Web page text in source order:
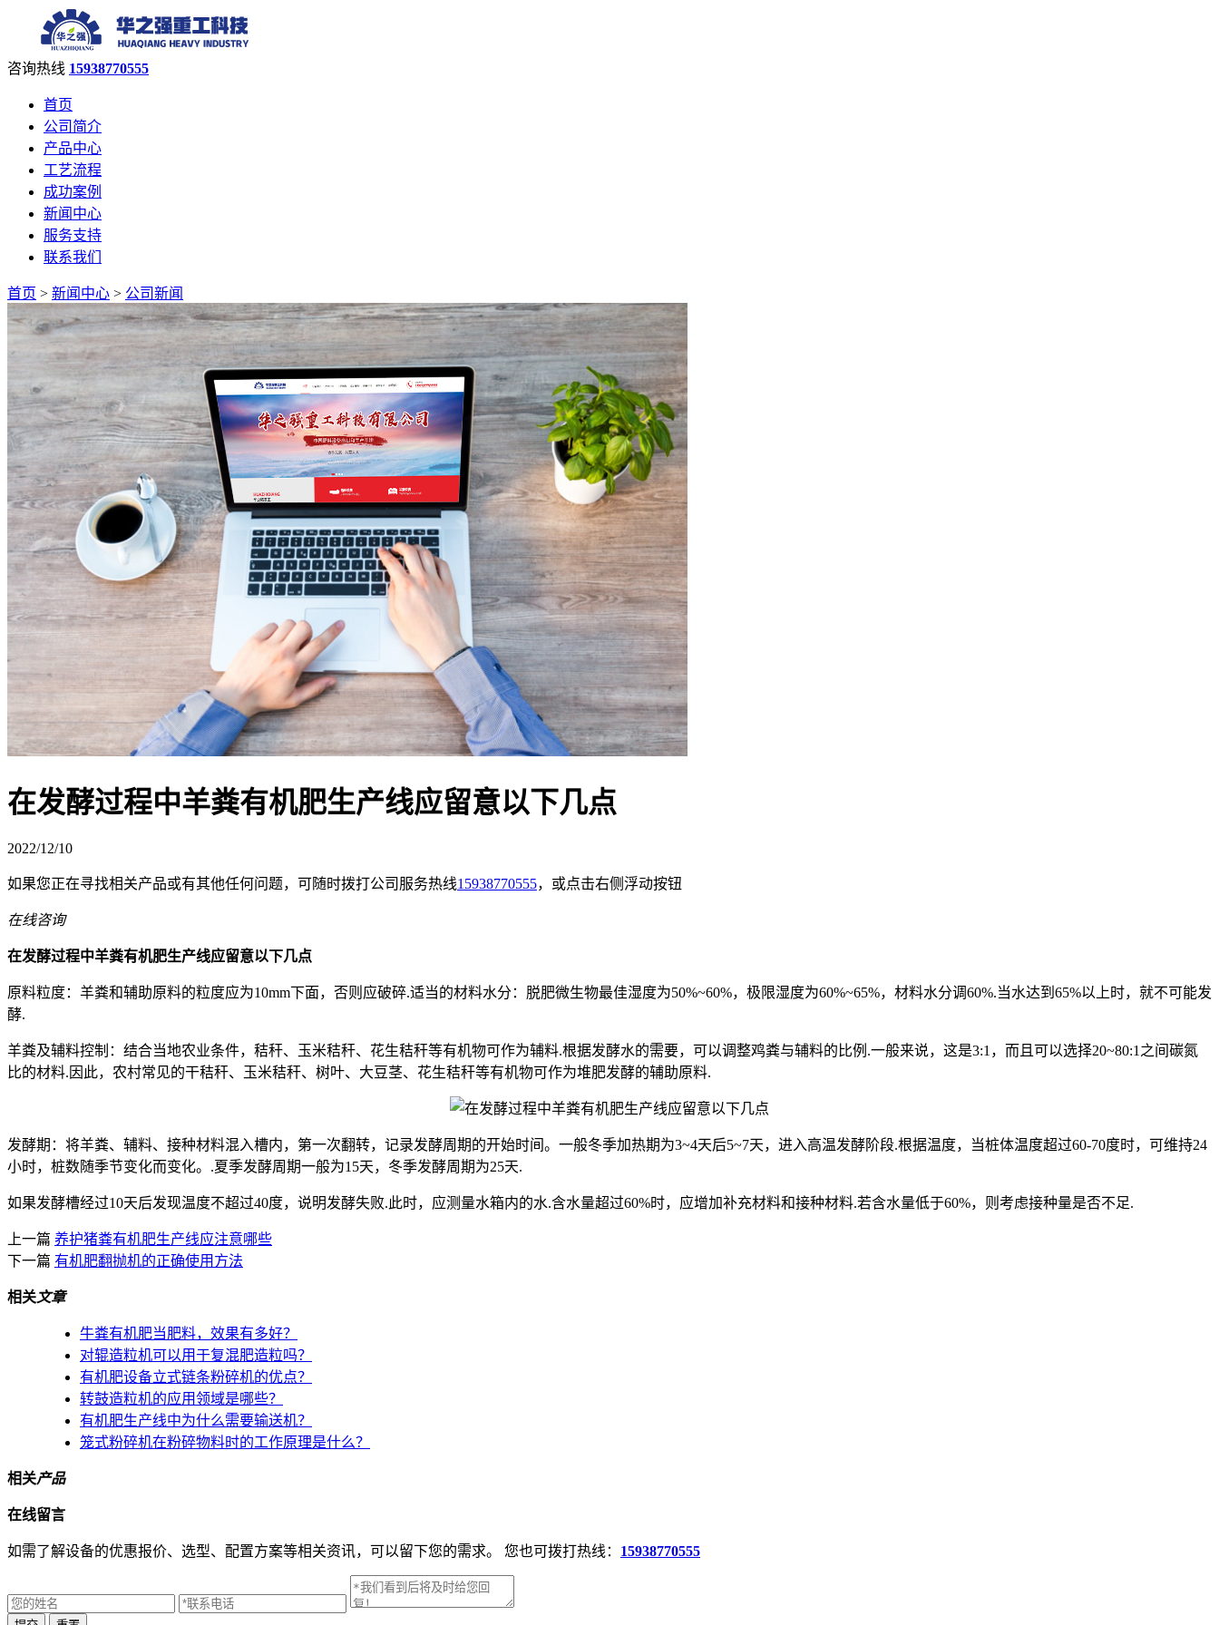
咨询热线 15938770555
首页
公司简介
产品中心
工艺流程
成功案例
新闻中心
服务支持
联系我们
首页 > 新闻中心 > 公司新闻
在发酵过程中羊粪有机肥生产线应留意以下几点
2022/12/10
如果您正在寻找相关产品或有其他任何问题，可随时拨打公司服务热线15938770555，或点击右侧浮动按钮
在线咨询
在发酵过程中羊粪有机肥生产线应留意以下几点
原料粒度：羊粪和辅助原料的粒度应为10mm下面，否则应破碎.适当的材料水分：脱肥微生物最佳湿度为50%~60%，极限湿度为60%~65%，材料水分调60%.当水达到65%以上时，就不可能发
酵.
羊粪及辅料控制：结合当地农业条件，秸秆、玉米秸秆、花生秸秆等有机物可作为辅料.根据发酵水的需要，可以调整鸡粪与辅料的比例.一般来说，这是3:1，而且可以选择20~80:1之间碳氮
比的材料.因此，农村常见的干秸秆、玉米秸秆、树叶、大豆茎、花生秸秆等有机物可作为堆肥发酵的辅助原料.
发酵期：将羊粪、辅料、接种材料混入槽内，第一次翻转，记录发酵周期的开始时间。一般冬季加热期为3~4天后5~7天，进入高温发酵阶段.根据温度，当桩体温度超过60-70度时，可维持24
小时，桩数随季节变化而变化。.夏季发酵周期一般为15天，冬季发酵周期为25天.
如果发酵槽经过10天后发现温度不超过40度，说明发酵失败.此时，应测量水箱内的水.含水量超过60%时，应增加补充材料和接种材料.若含水量低于60%，则考虑接种量是否不足.
上一篇 养护猪粪有机肥生产线应注意哪些
下一篇 有机肥翻抛机的正确使用方法
相关文章
牛粪有机肥当肥料，效果有多好？
对辊造粒机可以用于复混肥造粒吗？
有机肥设备立式链条粉碎机的优点？
转鼓造粒机的应用领域是哪些？
有机肥生产线中为什么需要输送机？
笼式粉碎机在粉碎物料时的工作原理是什么？
相关产品
在线留言
如需了解设备的优惠报价、选型、配置方案等相关资讯，可以留下您的需求。 您也可拨打热线： 15938770555